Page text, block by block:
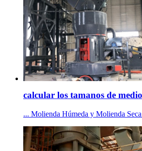
calcular los tamanos de
... Molienda Húmeda y Molienda